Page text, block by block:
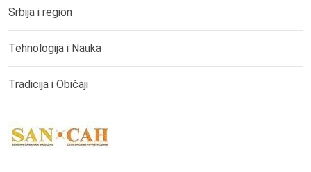
Srbija i region
Tehnologija i Nauka
Tradicija i Običaji